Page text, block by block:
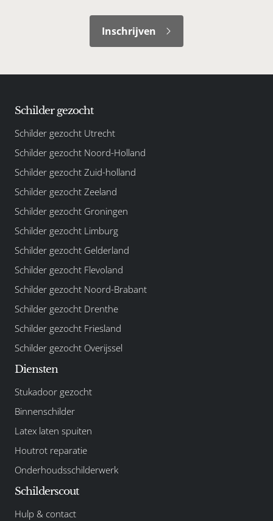
Inschrijven
Schilder gezocht
Schilder gezocht Utrecht
Schilder gezocht Noord-Holland
Schilder gezocht Zuid-holland
Schilder gezocht Zeeland
Schilder gezocht Groningen
Schilder gezocht Limburg
Schilder gezocht Gelderland
Schilder gezocht Flevoland
Schilder gezocht Noord-Brabant
Schilder gezocht Drenthe
Schilder gezocht Friesland
Schilder gezocht Overijssel
Diensten
Stukadoor gezocht
Binnenschilder
Latex laten spuiten
Houtrot reparatie
Onderhoudsschilderwerk
Schilderscout
Hulp & contact